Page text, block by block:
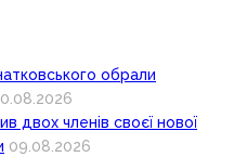
обрали
двох членів своєї нової
09.08.2026